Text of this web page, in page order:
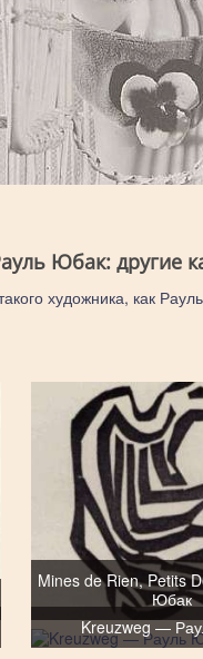
Юбак: другие
художника, как
Mines de Rien, Petits
Юбак
Kreuzweg —